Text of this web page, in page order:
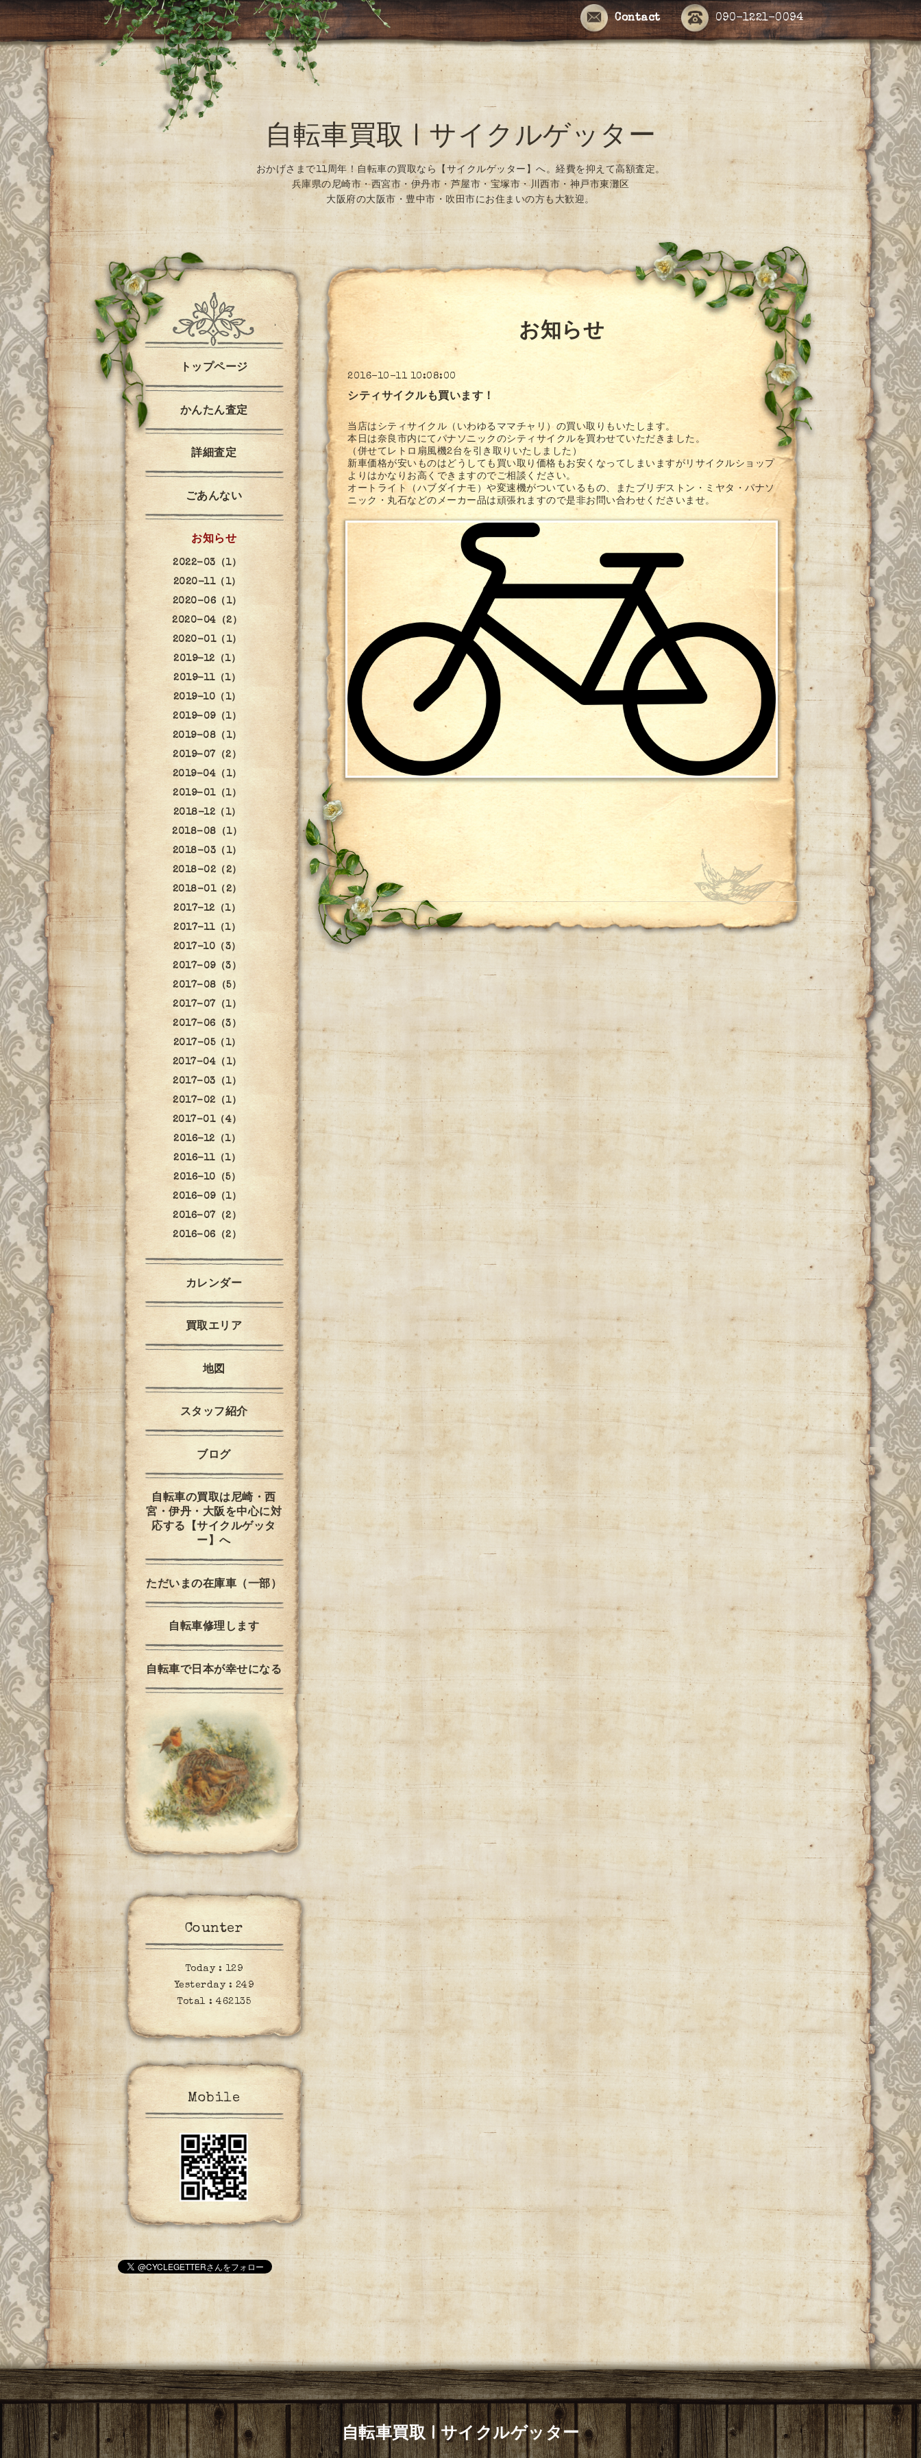
090-1221-0094
Contact
自転車買取 | サイクルゲッター
おかげさまで11周年！自転車の買取なら【サイクルゲッター】へ。経費を抑えて高額査定。
兵庫県の尼崎市・西宮市・伊丹市・芦屋市・宝塚市・川西市・神戸市東灘区
大阪府の大阪市・豊中市・吹田市にお住まいの方も大歓迎。
お知らせ
2016-10-11 10:08:00
シティサイクルも買います！
当店はシティサイクル（いわゆるママチャリ）の買い取りもいたします。
本日は奈良市内にてパナソニックのシティサイクルを買わせていただきました。
（併せてレトロ扇風機2台を引き取りいたしました）
新車価格が安いものはどうしても買い取り価格もお安くなってしまいますがリサイクルショップ
よりはかなりお高くできますのでご相談ください。
オートライト（ハブダイナモ）や変速機がついているもの、またブリヂストン・ミヤタ・パナソ
ニック・丸石などのメーカー品は頑張れますので是非お問い合わせくださいませ。
トップページ
かんたん査定
詳細査定
ごあんない
お知らせ
2022-03（1）
2020-11（1）
2020-06（1）
2020-04（2）
2020-01（1）
2019-12（1）
2019-11（1）
2019-10（1）
2019-09（1）
2019-08（1）
2019-07（2）
2019-04（1）
2019-01（1）
2018-12（1）
2018-08（1）
2018-03（1）
2018-02（2）
2018-01（2）
2017-12（1）
2017-11（1）
2017-10（3）
2017-09（3）
2017-08（5）
2017-07（1）
2017-06（3）
2017-05（1）
2017-04（1）
2017-03（1）
2017-02（1）
2017-01（4）
2016-12（1）
2016-11（1）
2016-10（5）
2016-09（1）
2016-07（2）
2016-06（2）
カレンダー
買取エリア
地図
スタッフ紹介
ブログ
自転車の買取は尼崎・西
宮・伊丹・大阪を中心に対
応する【サイクルゲッタ
ー】へ
ただいまの在庫車（一部）
自転車修理します
自転車で日本が幸せになる
Counter
Today : 129
Yesterday : 249
Total : 462135
Mobile
自転車買取 | サイクルゲッター